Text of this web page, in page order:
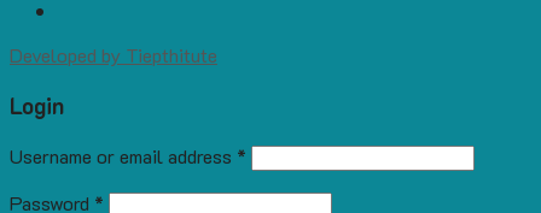
Developed by Tiepthitute
Login
Username or email address *
Password *